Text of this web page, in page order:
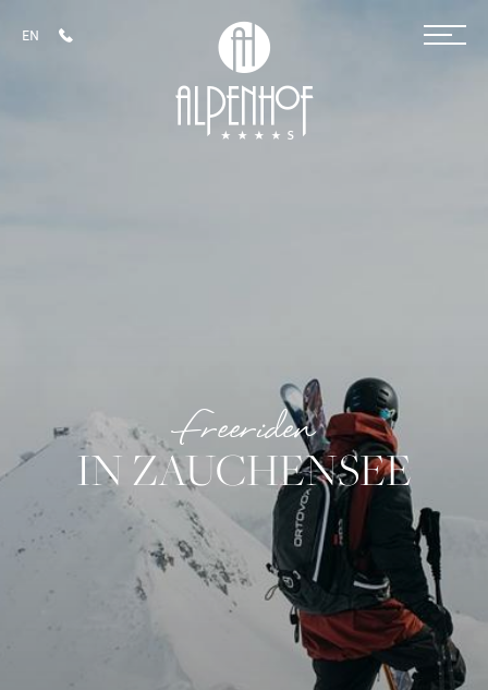
EN
Winter
Das Skigebiet
Ski & Boarden
Freeriden & Skitouren
Winteraktivitäten
Freeriden
IN ZAUCHENSEE